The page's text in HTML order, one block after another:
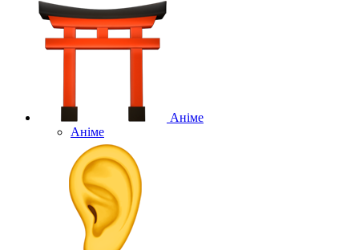
Аніме
Аніме